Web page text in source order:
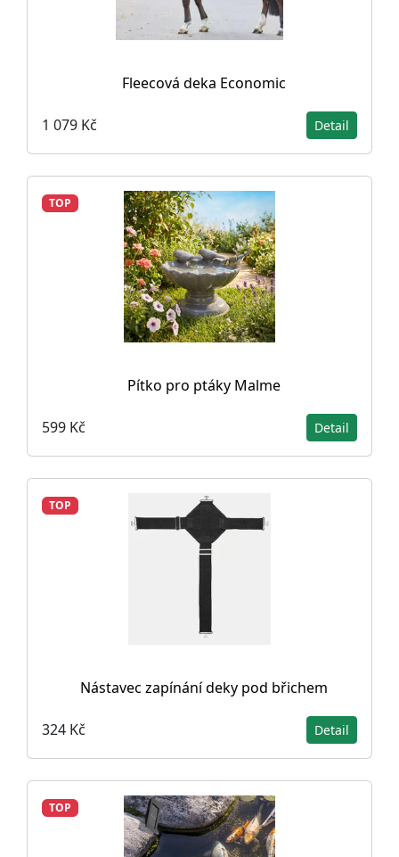
Fleecová deka Economic
1 079 Kč Detail
TOP
Pítko pro ptáky Malme
599 Kč Detail
TOP
Nástavec zapínání deky pod břichem
324 Kč Detail
TOP